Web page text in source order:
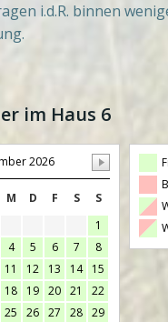
i.d.R. binnen
im Haus 6
2026
M D F S
S
1
4 5 6 7
8
11 12 13 14
15
18 19 20 21
22
25 26 27 28 29